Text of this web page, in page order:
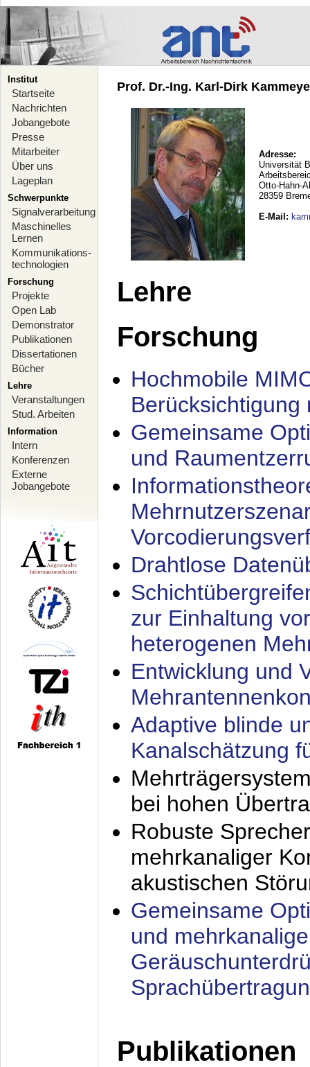
Institut
Startseite
Nachrichten
Jobangebote
Presse
Mitarbeiter
Über uns
Lageplan
Schwerpunkte
Signalverarbeitung
Maschinelles
Lernen
Kommunikations-
technologien
Forschung
Projekte
Open Lab
Demonstrator
Publikationen
Dissertationen
Bücher
Lehre
Veranstaltungen
Stud. Arbeiten
Information
Intern
Konferenzen
Externe
Jobangebote
Prof. Dr.-Ing. Karl-Dirk
Adresse:
Universität
Otto-Hahn-
28359
E-Mail :
Lehre
Forschung
Hochmobile
Berücksichtigung
Gemeinsame
und
Drahtlose
zur Einhaltung
heterogenen
Entwicklung und
Adaptive blinde
Kanalschätzung
bei hohen
Robuste
mehrkanaliger
akustischen
Gemeinsame
und
Publikationen